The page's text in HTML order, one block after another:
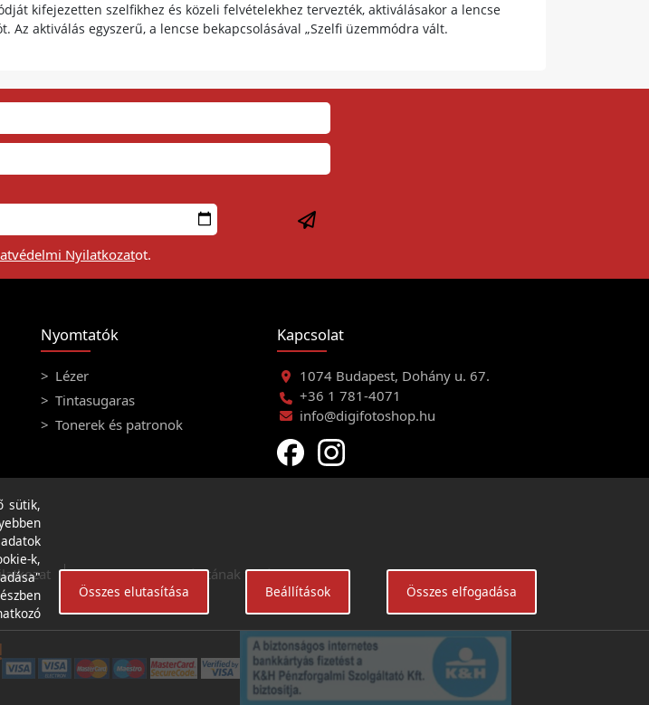
kifejezetten szelfikhez és közeli felvételekhez tervezték, aktiválásakor a lencse
aktiválás egyszerű, a lencse bekapcsolásával „Szelfi üzemmódra vált.
Nyilatkozatot.
Nyomtatók
Lézer
Tintasugaras
Tonerek és patronok
Kapcsolat
1074 Budapest, Dohány u. 67.
+36 1 781-4071
info@digifotoshop.hu
A weboldal használatának feltételei
sütik,
k,
Összes elutasítása Beállítások Összes elfogadása